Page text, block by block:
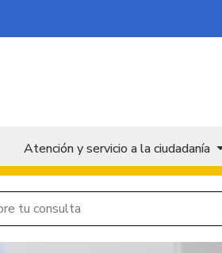
Atención y servicio a la ciudadanía